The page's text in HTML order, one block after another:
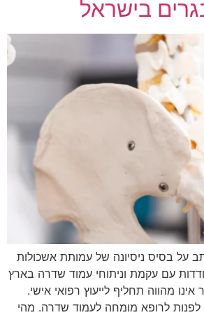
בישראל
על בסיס ניסיונה של עמותת אשכולות
עם עקמת וניתוחי עמוד שדרה בארץ
מהווה תחליף לייעוץ רפואי אישי.
לרופא מומחה לעמוד שדרה. מהי